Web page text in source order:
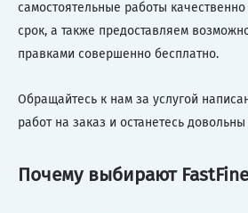
самостоятельные работы
срок, а также предоставляем
правками совершенно бесплатно.
Обращайтесь к нам за услугой
работ на заказ и останетесь довольны
Почему выбирают FastFine